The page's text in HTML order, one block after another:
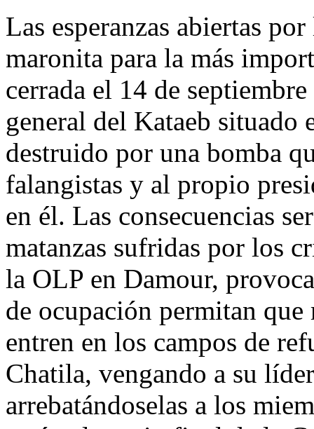
Las esperanzas abiertas
maronita para la más
cerrada el 14 de
general del Kataeb
destruido por una bomba
falangistas y al propio
en él. Las consecuencias
matanzas sufridas por los
la OLP en Damour,
de ocupación permitan
entren en los campos de
Chatila, vengando a su
arrebatándoselas a los